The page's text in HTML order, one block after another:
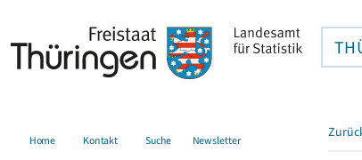
Home Kontakt Suche Newsletter